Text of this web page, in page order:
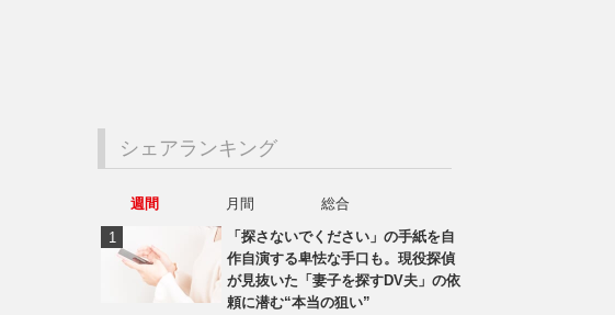
シェアランキング
週間 月間
総合
「探さないでください」の手紙を自
作自演する卑怯な手口も。現役探偵
が見抜いた「妻子を探すDV夫」の依
頼に潜む“本当の狙い”